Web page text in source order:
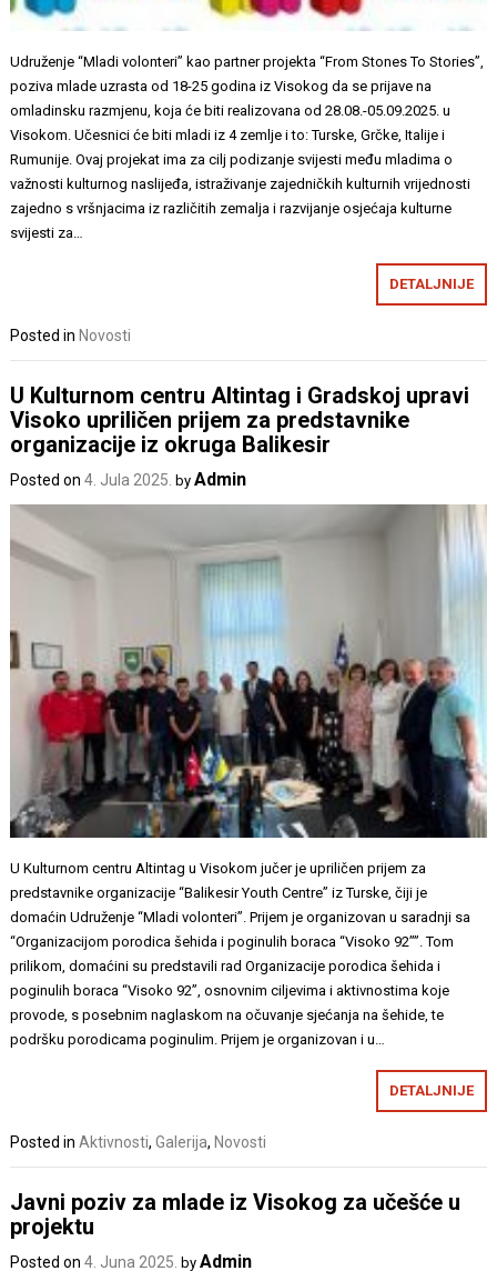
Udruženje “Mladi volonteri” kao partner projekta “From Stones To Stories”,
poziva mlade uzrasta od 18-25 godina iz Visokog da se prijave na
omladinsku razmjenu, koja će biti realizovana od 28.08.-05.09.2025. u
Visokom. Učesnici će biti mladi iz 4 zemlje i to: Turske, Grčke, Italije i
Rumunije. Ovaj projekat ima za cilj podizanje svijesti među mladima o
važnosti kulturnog naslijeđa, istraživanje zajedničkih kulturnih vrijednosti
zajedno s vršnjacima iz različitih zemalja i razvijanje osjećaja kulturne
svijesti za…
DETALJNIJE
Posted in Novosti
U Kulturnom centru Altintag i Gradskoj upravi
Visoko upriličen prijem za predstavnike
organizacije iz okruga Balikesir
Posted on4. Jula 2025. byAdmin
U Kulturnom centru Altintag u Visokom jučer je upriličen prijem za
predstavnike organizacije “Balikesir Youth Centre” iz Turske, čiji je
domaćin Udruženje “Mladi volonteri”. Prijem je organizovan u saradnji sa
“Organizacijom porodica šehida i poginulih boraca “Visoko 92””. Tom
prilikom, domaćini su predstavili rad Organizacije porodica šehida i
poginulih boraca “Visoko 92”, osnovnim ciljevima i aktivnostima koje
provode, s posebnim naglaskom na očuvanje sjećanja na šehide, te
podršku porodicama poginulim. Prijem je organizovan i u…
DETALJNIJE
Posted inAktivnosti,Galerija, Novosti
Javni poziv za mlade iz Visokog za učešće u
projektu
Posted on4. Juna 2025. byAdmin